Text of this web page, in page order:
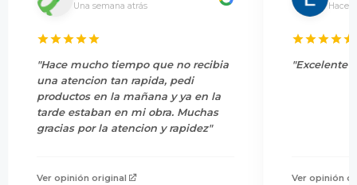
Una semana atrás
"Hace mucho tiempo que no recibia
una atencion tan rapida, pedi
productos en la mañana y ya en la
tarde estaban en mi obra. Muchas
gracias por la atencion y rapidez"
Ver opinión original
Hace
"Excelente
Ver opinión